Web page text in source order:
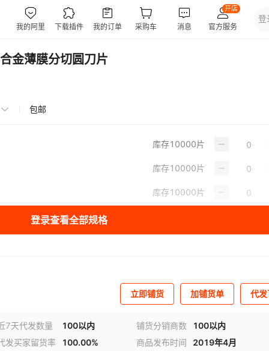
金薄膜分切圆刀片
包邮
库存10000片
库存10000片
库存10000片
登录查看全部规格
立即铺货 加铺货单 代
7天代发数量 100以内 铺货分销商数
100以内
发买家留货率
100.00% 商品发布时间 2019年4月